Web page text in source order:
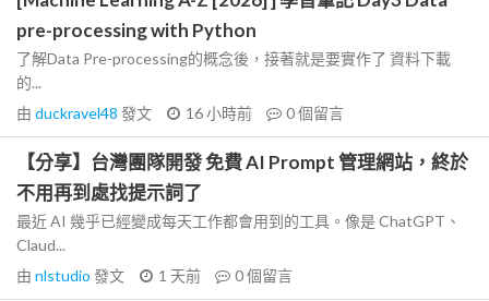
pre-processing with Python
了解Data Pre-processing的概念後，接著就是要實作了 資料下載
的...
由 duckravel48 發文 16 小時前 0個留言
【分享】台灣團隊開發 免費 AI Prompt 管理網站，終於
不用再到處找提示詞了
最近 AI 幾乎已經變成每天工作都會用到的工具。像是 ChatGPT、
Claud...
由 nlstudio 發文 1 天前 0個留言